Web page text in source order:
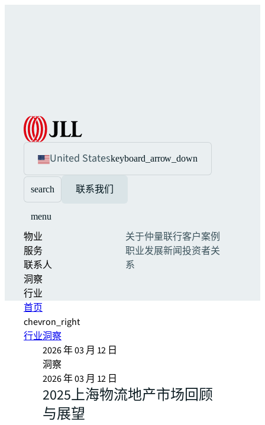
United Stateskeyboard_arrow_down
search 联系我们
menu
物业
服务
联系人
洞察
行业
关于仲量联行客户案例
职业发展新闻投资者关
系
首页
chevron_right
行业洞察
2026 年 03 月 12 日
洞察
2026 年 03 月 12 日
2025上海物流地产市场回顾
与展望